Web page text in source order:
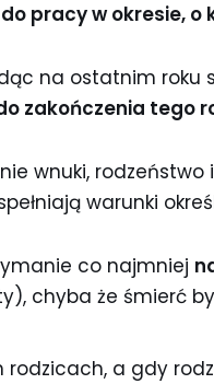
pracy w okresie,
na ostatnim roku
zakończenia tego
wnuki,
warunki
co najmniej
chyba że śmierć
a gdy